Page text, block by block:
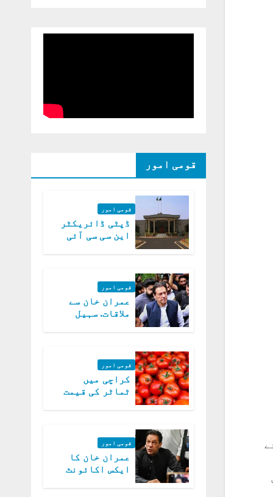
قومی امور
قومی امور
ڈپٹی ڈائریکٹر
این سی سی آئی
قومی امور
عمران خان سے
ملاقات. سہیل
قومی امور
کراچی میں
ٹماٹر کی قیمت
قومی امور
عمران خان کا
ایکس اکائونٹ